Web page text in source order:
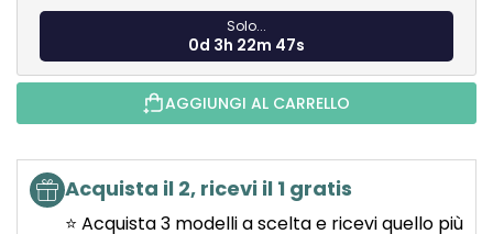
Solo...
0d 3h 22m 46s
AGGIUNGI AL CARRELLO
Acquista il 2, ricevi il 1 gratis
⭐ Acquista 3 modelli a scelta e ricevi quello più